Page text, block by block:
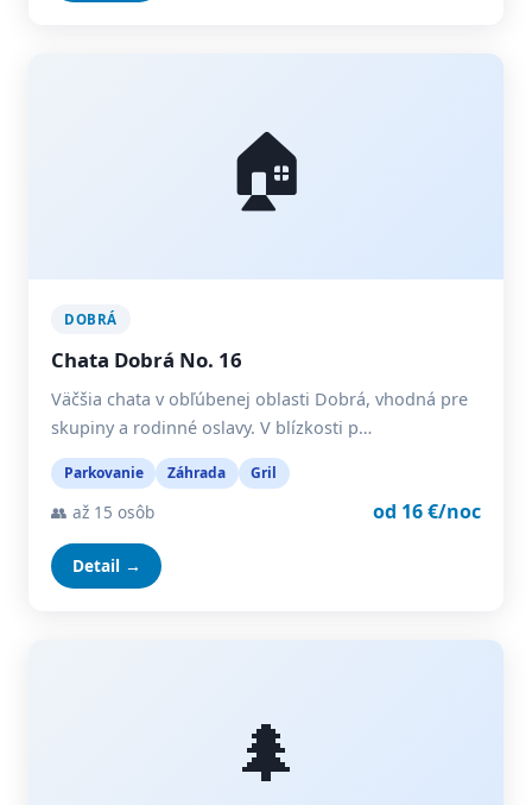
🏠
DOBRÁ
Chata Dobrá No. 16
Väčšia chata v obľúbenej oblasti Dobrá, vhodná pre
skupiny a rodinné oslavy. V blízkosti p…
Parkovanie Záhrada Gril
👥 až 15 osôb od 16 €/noc
Detail →
🌲